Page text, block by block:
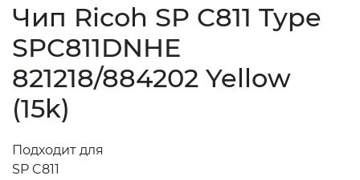
Чип Ricoh SP C811 Type
SPC811DNHE
821218/884202 Yellow
(15k)
Подходит для
SP C811